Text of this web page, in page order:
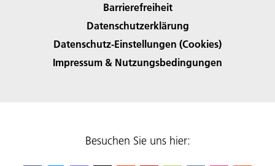
Barrierefreiheit
Datenschutzerklärung
Datenschutz-Einstellungen (Cookies)
Impressum & Nutzungsbedingungen
Besuchen Sie uns hier: